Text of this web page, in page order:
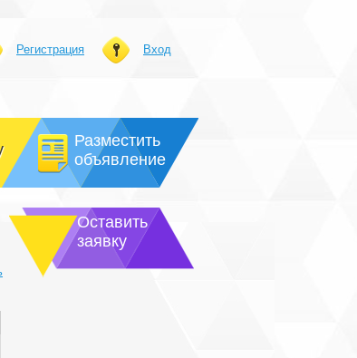
Вход
Регистрация
Разместить
объявление
Оставить
заявку